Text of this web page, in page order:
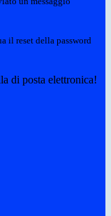
il reset della password
di posta elettronica!